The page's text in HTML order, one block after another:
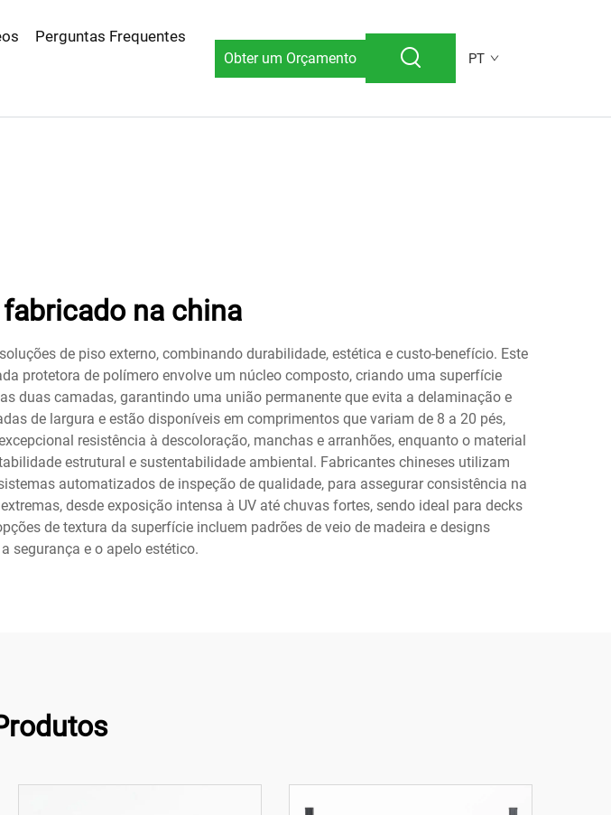
Perguntas Frequentes
Obter um Orçamento PT
na china
de piso externo, combinando durabilidade, estética e custo-benefício. Este
protetora de polímero envolve um núcleo composto, criando uma superfície
duas camadas, garantindo uma união permanente que evita a delaminação e
de largura e estão disponíveis em comprimentos que variam de 8 a 20 pés,
resistência à descoloração, manchas e arranhões, enquanto o material
estrutural e sustentabilidade ambiental. Fabricantes chineses utilizam
automatizados de inspeção de qualidade, para assegurar consistência na
desde exposição intensa à UV até chuvas fortes, sendo ideal para decks
de textura da superfície incluem padrões de veio de madeira e designs
segurança e o apelo estético.